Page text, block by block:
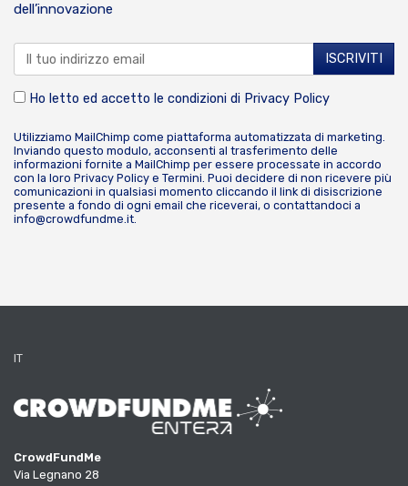
dell’innovazione
Ho letto ed accetto le condizioni di Privacy Policy
Utilizziamo MailChimp come piattaforma automatizzata di marketing.
Inviando questo modulo, acconsenti al trasferimento delle
informazioni fornite a MailChimp per essere processate in accordo
con la loro Privacy Policy e Termini. Puoi decidere di non ricevere più
comunicazioni in qualsiasi momento cliccando il link di disiscrizione
presente a fondo di ogni email che riceverai, o contattandoci a
info@crowdfundme.it.
IT
CrowdFundMe
Via Legnano 28